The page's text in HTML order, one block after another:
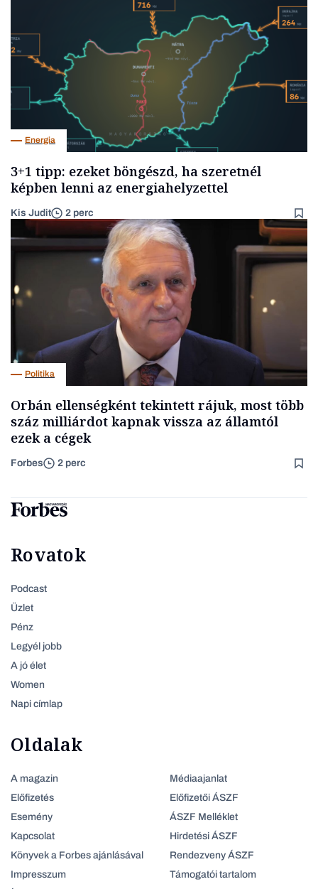
Energia
3+1 tipp: ezeket böngészd, ha szeretnél
képben lenni az energiahelyzettel
Kis Judit 2 perc
Politika
Orbán ellenségként tekintett rájuk, most több
száz milliárdot kapnak vissza az államtól
ezek a cégek
Forbes 2 perc
Rovatok
Podcast
Üzlet
Pénz
Legyél jobb
A jó élet
Women
Napi címlap
Oldalak
A magazin
Előfizetés
Esemény
Kapcsolat
Könyvek a Forbes ajánlásával
Impresszum
Médiaajanlat
Előfizetői ÁSZF
ÁSZF Melléklet
Hirdetési ÁSZF
Rendezveny ÁSZF
Támogatói tartalom